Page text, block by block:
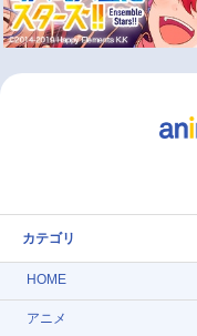
カテゴリ
HOME
アニメ